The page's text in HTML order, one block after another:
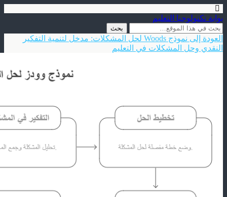
بوابة تكنولوجيا التعليم
العودة إلى نموذج Woods لحل المشكلات: مدخل لتنمية التفكير
النقدي وحل المشكلات في التعليم